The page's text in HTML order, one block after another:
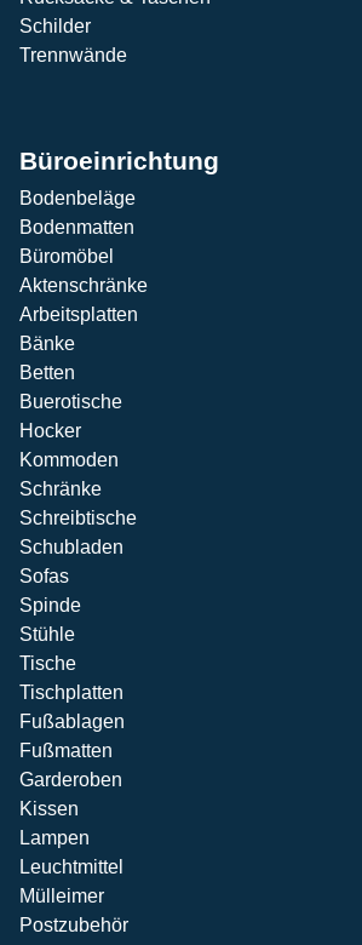
Schilder
Trennwände
Büroeinrichtung
Bodenbeläge
Bodenmatten
Büromöbel
Aktenschränke
Arbeitsplatten
Bänke
Betten
Buerotische
Hocker
Kommoden
Schränke
Schreibtische
Schubladen
Sofas
Spinde
Stühle
Tische
Tischplatten
Fußablagen
Fußmatten
Garderoben
Kissen
Lampen
Leuchtmittel
Mülleimer
Postzubehör